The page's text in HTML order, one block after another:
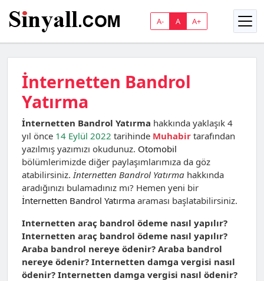
A- A A+
İnternetten Bandrol
Yatırma
İnternetten Bandrol Yatırma hakkında yaklaşık 4
yıl önce 14 Eylül 2022 tarihinde Muhabir tarafından
yazılmış yazımızı okudunuz. Otomobil
bölümlerimizde diğer paylaşımlarımıza da göz
atabilirsiniz.İnternetten Bandrol Yatırma hakkında
aradığınızı bulamadınız mı? Hemen yeni bir
İnternetten Bandrol Yatırma araması başlatabilirsiniz.
Internetten araç bandrol ödeme nasıl yapılır?
Internetten araç bandrol ödeme nasıl yapılır?
Araba bandrol nereye ödenir? Araba bandrol
nereye ödenir? Internetten damga vergisi nasıl
ödenir? Internetten damga vergisi nasıl ödenir?